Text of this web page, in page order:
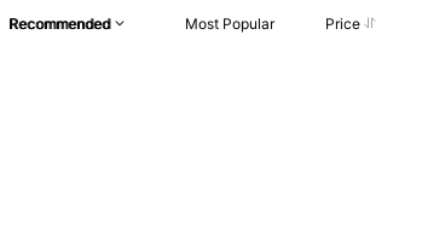
Recommended Most Popular Price